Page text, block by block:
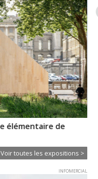
élémentaire de
Voir toutes les expositions >
INFOMERCIAL